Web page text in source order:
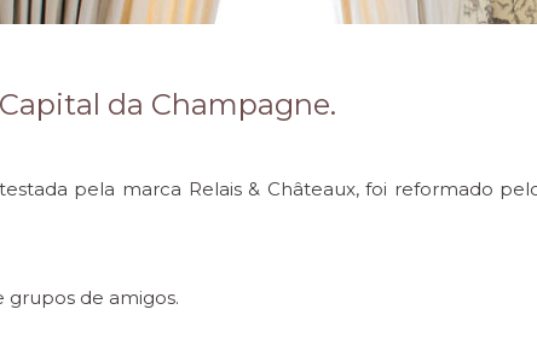
da Champagne.
pela marca Relais & Châteaux, foi reformado
grupos de amigos.